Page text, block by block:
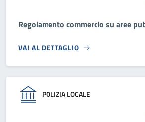
Regolamento commercio su aree
VAI AL DETTAGLIO
POLIZIA LOCALE